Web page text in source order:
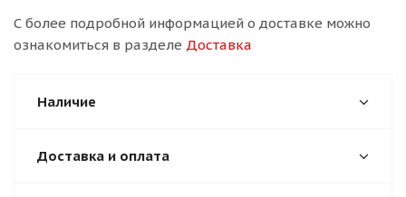
С более подробной информацией о доставке можно
ознакомиться в разделе Доставка
Наличие
Доставка и оплата